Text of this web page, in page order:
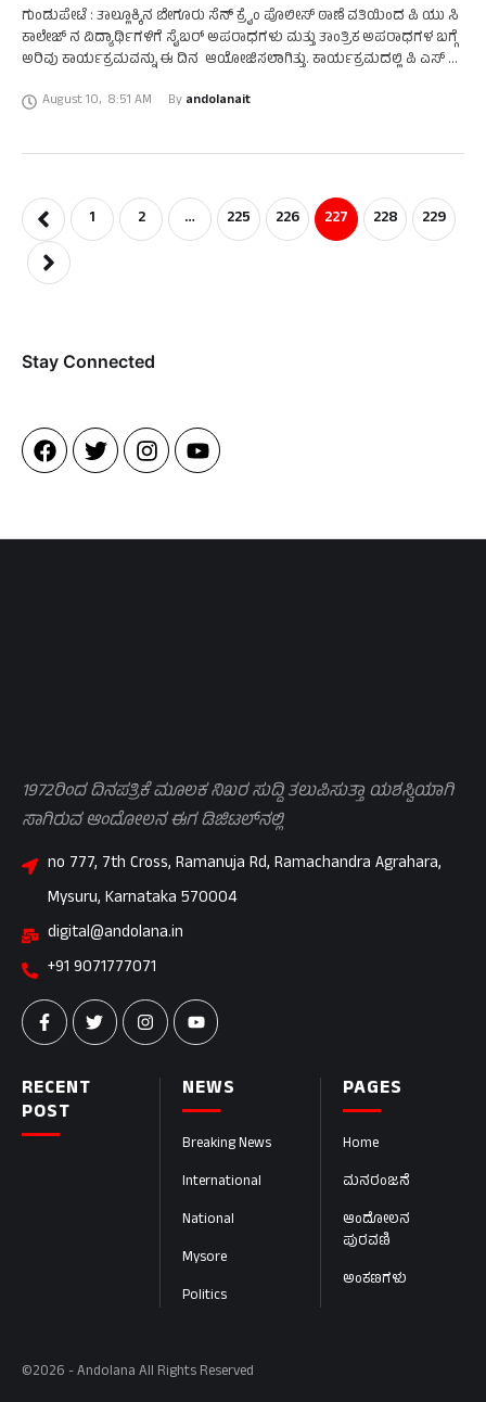
ಗುಂಡುಪೇಟೆ : ತಾಲ್ಲೂಕ್ಕಿನ ಬೇಗೂರು ಸೆನ್ ಕ್ರೈಂ ಪೊಲೀಸ್ ಠಾಣೆ ವತಿಯಿಂದ ಪಿ ಯು ಸಿ
ಕಾಲೇಜ್ ನ ವಿದ್ಯಾರ್ಥಿಗಳಿಗೆ ಸೈಬರ್ ಅಪರಾಧಗಳು ಮತ್ತು ತಾಂತ್ರಿಕ ಅಪರಾಧಗಳ ಬಗ್ಗೆ
ಅರಿವು ಕಾರ್ಯಕ್ರಮವನ್ನು ಈ ದಿನ ಆಯೋಜಿಸಲಾಗಿತ್ತು. ಕಾರ್ಯಕ್ರಮದಲ್ಲಿ ಪಿ ಎಸ್‌ ಐ
August 10, 8:51 AM By andolanait
1 2 … 225 226 227 228 229
Stay Connected​
PAGES
Home
ಮನರಂಜನೆ
ಆಂದೋಲನ
ಪುರವಣಿ
ಅಂಕಣಗಳು
NEWS
Breaking News
International
National
Mysore
Politics
RECENT
POST
1972ರಿಂದ ದಿನಪತ್ರಿಕೆ ಮೂಲಕ ನಿಖರ ಸುದ್ದಿ ತಲುಪಿಸುತ್ತಾ ಯಶಸ್ವಿಯಾಗಿ
ಸಾಗಿರುವ ಆಂದೋಲನ ಈಗ ಡಿಜಿಟಲ್‌ನಲ್ಲಿ
no 777, 7th Cross, Ramanuja Rd, Ramachandra Agrahara,
Mysuru, Karnataka 570004
digital@andolana.in
+91 9071777071
©2026 - Andolana All Rights Reserved